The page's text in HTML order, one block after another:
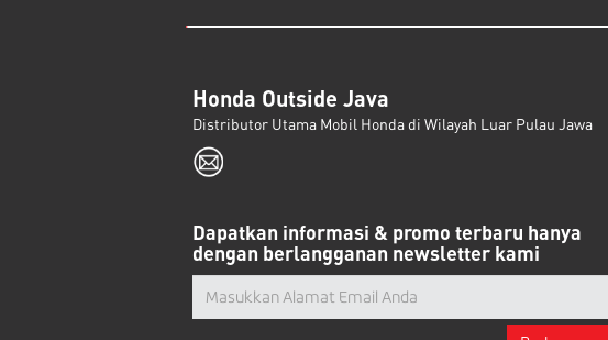
Honda Outside Java
Distributor Utama Mobil Honda di Wilayah Luar Pulau Jawa
Dapatkan informasi & promo terbaru hanya
dengan berlangganan newsletter kami